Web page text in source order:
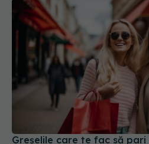
Greșelile care te fac să pari